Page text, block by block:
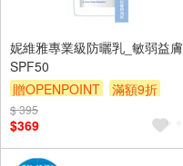
妮維雅專業級防曬乳_敏弱益膚
SPF50
贈OPENPOINT
滿額9折
贈$200
$ 395
$369